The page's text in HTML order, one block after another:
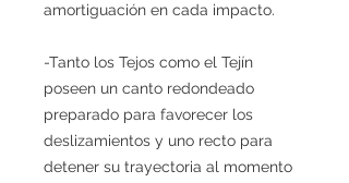
amortiguación en cada impacto.
-Tanto los Tejos como el Tejín
poseen un canto redondeado
preparado para favorecer los
deslizamientos y uno recto para
detener su trayectoria al momento